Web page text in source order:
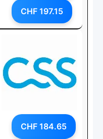
CHF 197.15
CHF 184.65